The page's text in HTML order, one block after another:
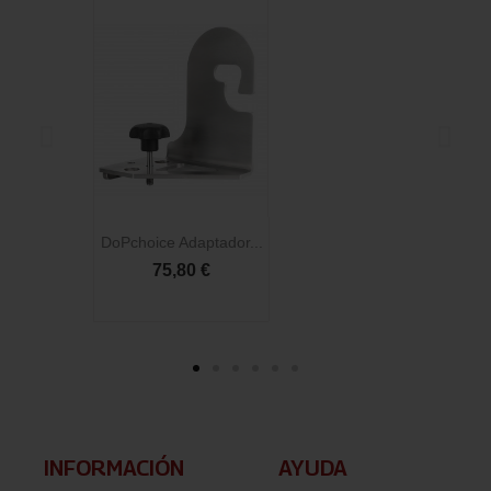
DoPchoice Adaptador...
75,80 €
INFORMACIÓN​ AYUDA